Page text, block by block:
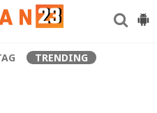
TRENDING